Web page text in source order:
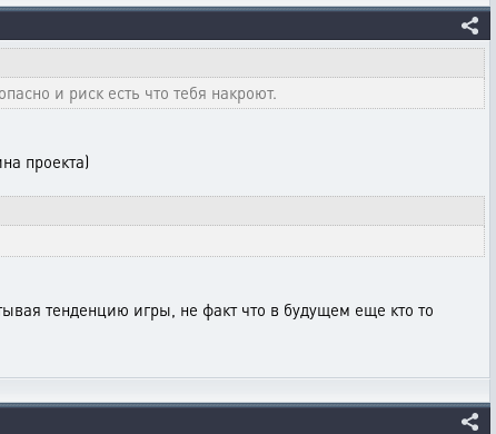
и риск есть что тебя накроют.
проекта)
тенденцию игры, не факт что в будущем еще кто то